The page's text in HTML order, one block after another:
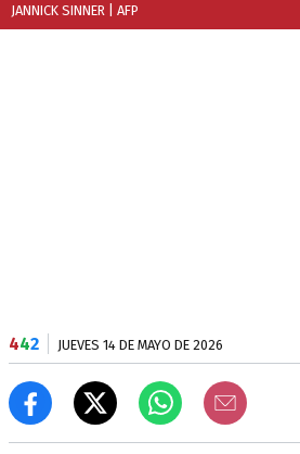
JANNICK SINNER | AFP
442 JUEVES 14 DE MAYO DE 2026